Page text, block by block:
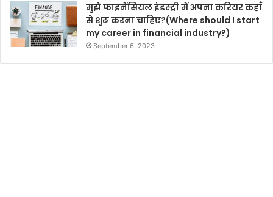
मुझे फाइनेंसियल इंडस्ट्री में अपना करियर कहाँ
से शुरू करना चाहिए?(Where should I start
my career in financial industry?)
September 6, 2023